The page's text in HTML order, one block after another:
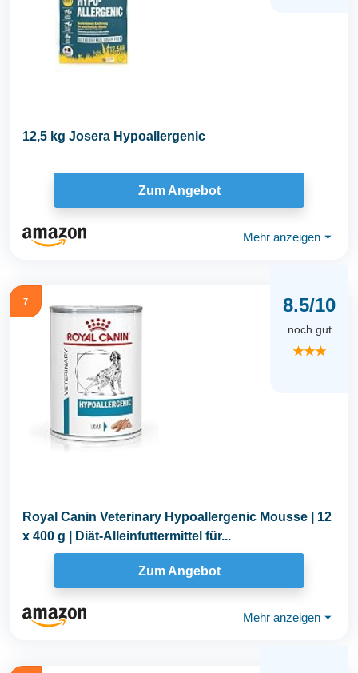
12,5 kg Josera Hypoallergenic
Zum Angebot
Mehr anzeigen ⏷
7 8.5/10
noch gut
★★★
Royal Canin Veterinary Hypoallergenic Mousse | 12
x 400 g | Diät-Alleinfuttermittel für...
Zum Angebot
Mehr anzeigen ⏷